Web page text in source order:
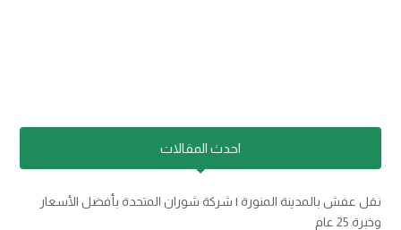
احدث المقالات
نقل عفش بالمدينة المنورة | شركة شوران المتحدة بأفضل الأسعار
وخبرة 25 عام